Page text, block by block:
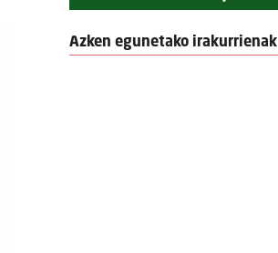
Azken egunetako irakurrienak